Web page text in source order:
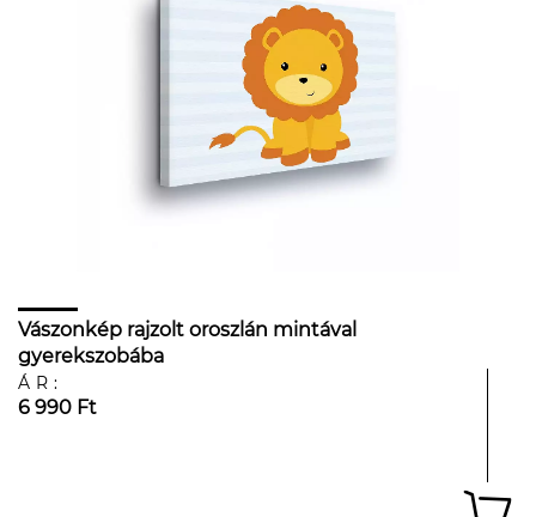
Vászonkép rajzolt oroszlán mintával
gyerekszobába
ÁR:
6 990 Ft